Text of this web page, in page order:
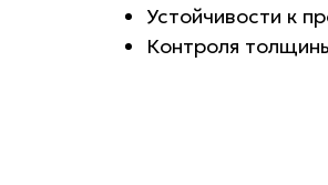
Устойчивости к
Контроля